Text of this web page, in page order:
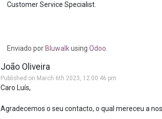
Customer Service Specialist.
Enviadopor Bluwalk usingOdoo
João Oliveira
Published on March 6th 2023, 12:00:46 pm
Caro Luís,
Agradecemos o seu contacto, o qual mereceu a